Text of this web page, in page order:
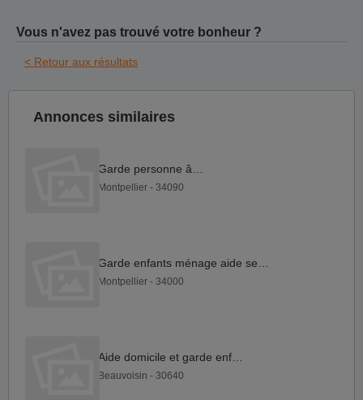
Vous n'avez pas trouvé votre bonheur ?
< Retour aux résultats
Annonces similaires
Montpellier - 34090
Montpellier - 34000
Beauvoisin - 30640